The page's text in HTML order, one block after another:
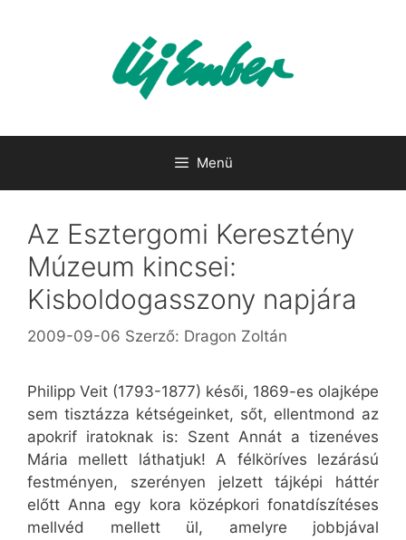
Menü
Az Esztergomi Keresztény
Múzeum kincsei:
Kisboldogasszony napjára
2009-09-06 Szerző: Dragon Zoltán
Philipp Veit (1793-1877) késői, 1869-es olajképe
sem tisztázza kétségeinket, sőt, ellentmond az
apokrif iratoknak is: Szent Annát a tizenéves
Mária mellett láthatjuk! A félköríves lezárású
festményen, szerényen jelzett tájképi háttér
előtt Anna egy kora középkori fonatdíszítéses
mellvéd mellett ül, amelyre jobbjával